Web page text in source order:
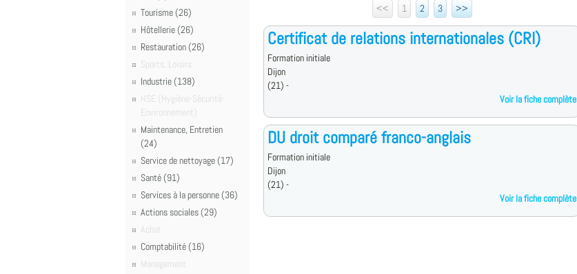
Tourisme (26)
Hôtellerie (26)
Restauration (26)
Sports, Loisirs
Industrie (138)
HSE (Hygiène-Sécurité-
Environnement)
Maintenance, Entretien
(24)
Service de nettoyage (17)
Santé (91)
Services à la personne (36)
Actions sociales (29)
Achat
Comptabilité (16)
Management
<<
1 2 3 >>
Certificat de relations internationales (CRI)
Formation initiale
Dijon
(21) -
Voir la fiche complète
DU droit comparé franco-anglais
Formation initiale
Dijon
(21) -
Voir la fiche complète